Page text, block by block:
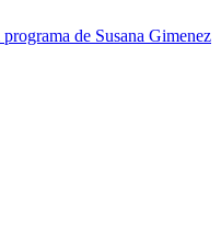
de Susana Gimenez